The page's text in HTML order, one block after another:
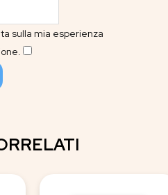
sulla mia esperienza